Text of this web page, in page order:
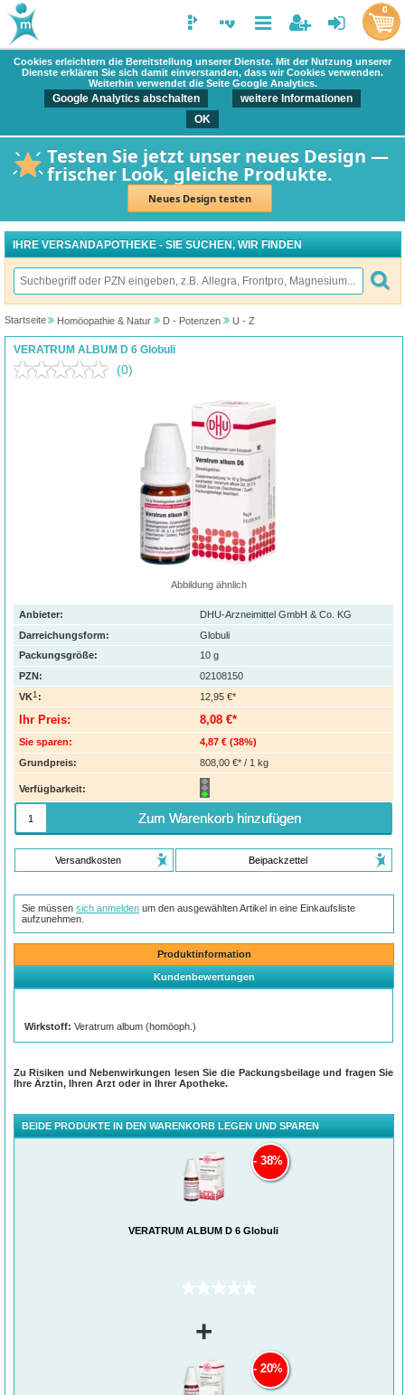
Cookies erleichtern die Bereitstellung unserer Dienste. Mit der Nutzung unserer
Dienste erklären Sie sich damit einverstanden, dass wir Cookies verwenden.
Weiterhin verwendet die Seite Google Analytics.
Google Analytics abschalten
weitere Informationen
OK
Testen Sie jetzt unser neues Design —
frischer Look, gleiche Produkte.
Neues Design testen
0
IHRE VERSANDAPOTHEKE - SIE SUCHEN, WIR FINDEN
Startseite Homöopathie & Natur D - Potenzen U - Z
VERATRUM ALBUM D 6 Globuli
(0)
Abbildung ähnlich
Anbieter:
DHU-Arzneimittel GmbH & Co. KG
Darreichungsform:
Globuli
Packungsgröße:
10 g
PZN:
02108150
VK1: 12,95 €*
Ihr Preis: 8,08 €*
Sie sparen: 4,87 € (38%)
Grundpreis:
808,00 €* / 1 kg
Verfügbarkeit:
Zum Warenkorb hinzufügen
Versandkosten Beipackzettel
Sie müssensich anmelden um den ausgewählten Artikel in eine Einkaufsliste
aufzunehmen.
Produktinformation
Kundenbewertungen
Wirkstoff: Veratrum album (homöoph.)
Zu Risiken und Nebenwirkungen lesen Sie die Packungsbeilage und fragen Sie
Ihre Ärztin, Ihren Arzt oder in Ihrer Apotheke.
BEIDE PRODUKTE IN DEN WARENKORB LEGEN UND SPAREN
VERATRUM ALBUM D 6 Globuli
(0)
38%
+
20%